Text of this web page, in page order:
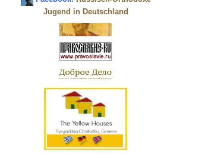
Jugend in Deutschland